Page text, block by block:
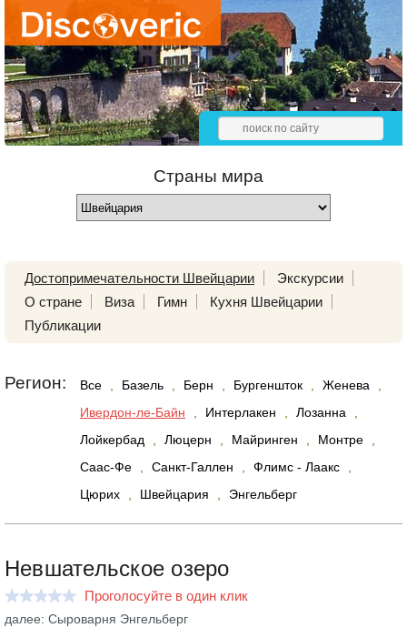
Страны мира
Достопримечательности Швейцарии
Экскурсии
О стране
Виза Гимн
Кухня Швейцарии
Публикации
Регион: Все Базель Берн Бургеншток Женева
Ивердон-ле-Байн
Интерлакен Лозанна
Лойкербад
Люцерн Майринген Монтре
Саас-Фе
Санкт-Галлен Флимс - Лаакс
Цюрих
Швейцария Энгельберг
Невшательское озеро
Проголосуйте в один клик
далее: Сыроварня Энгельберг